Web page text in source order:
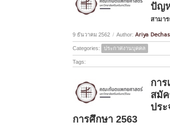
ปัญ
สามา
9 ธันวาคม 2562 / Author: Ariya
Categories: ประกาศงานบุคคล
Tags:
กา
สมั
ปร
การศึกษา 2563